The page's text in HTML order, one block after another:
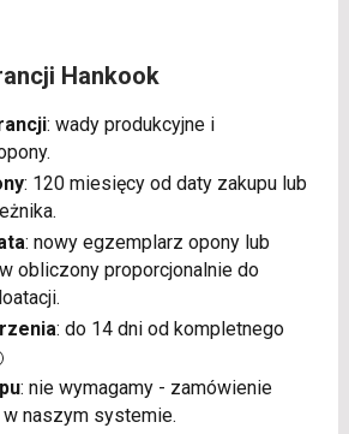
Hankook
: wady produkcyjne i
: 120 miesięcy od daty zakupu lub
: nowy egzemplarz opony lub
obliczony proporcjonalnie do
: do 14 dni od kompletnego
: nie wymagamy - zamówienie
naszym systemie.